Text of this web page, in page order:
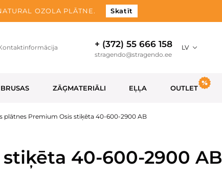
OZOLA PLĀTNE. Skatīt
+ (372) 55 666 158
stragendo@stragendo.ee
LV
BRUSAS ZĀĢMATERIĀLI EĻĻA OUTLET
plātnes Premium Osis stiķēta 40-600-2900 AB
40-600-2900 AB